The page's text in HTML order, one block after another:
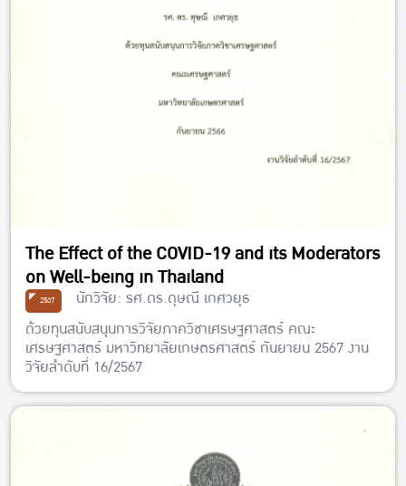
The Effect of the COVID-19 and its Moderators
on Well-being in Thailand
2567
นักวิจัย: รศ.ดร.ดุษณี เกศวยุธ
ด้วยทุนสนับสนุนการวิจัยภาควิชาเศรษฐศาสตร์ คณะ
เศรษฐศาสตร์ มหาวิทยาลัยเกษตรศาสตร์ กันยายน 2567 งาน
วิจัยลำดับที่ 16/2567